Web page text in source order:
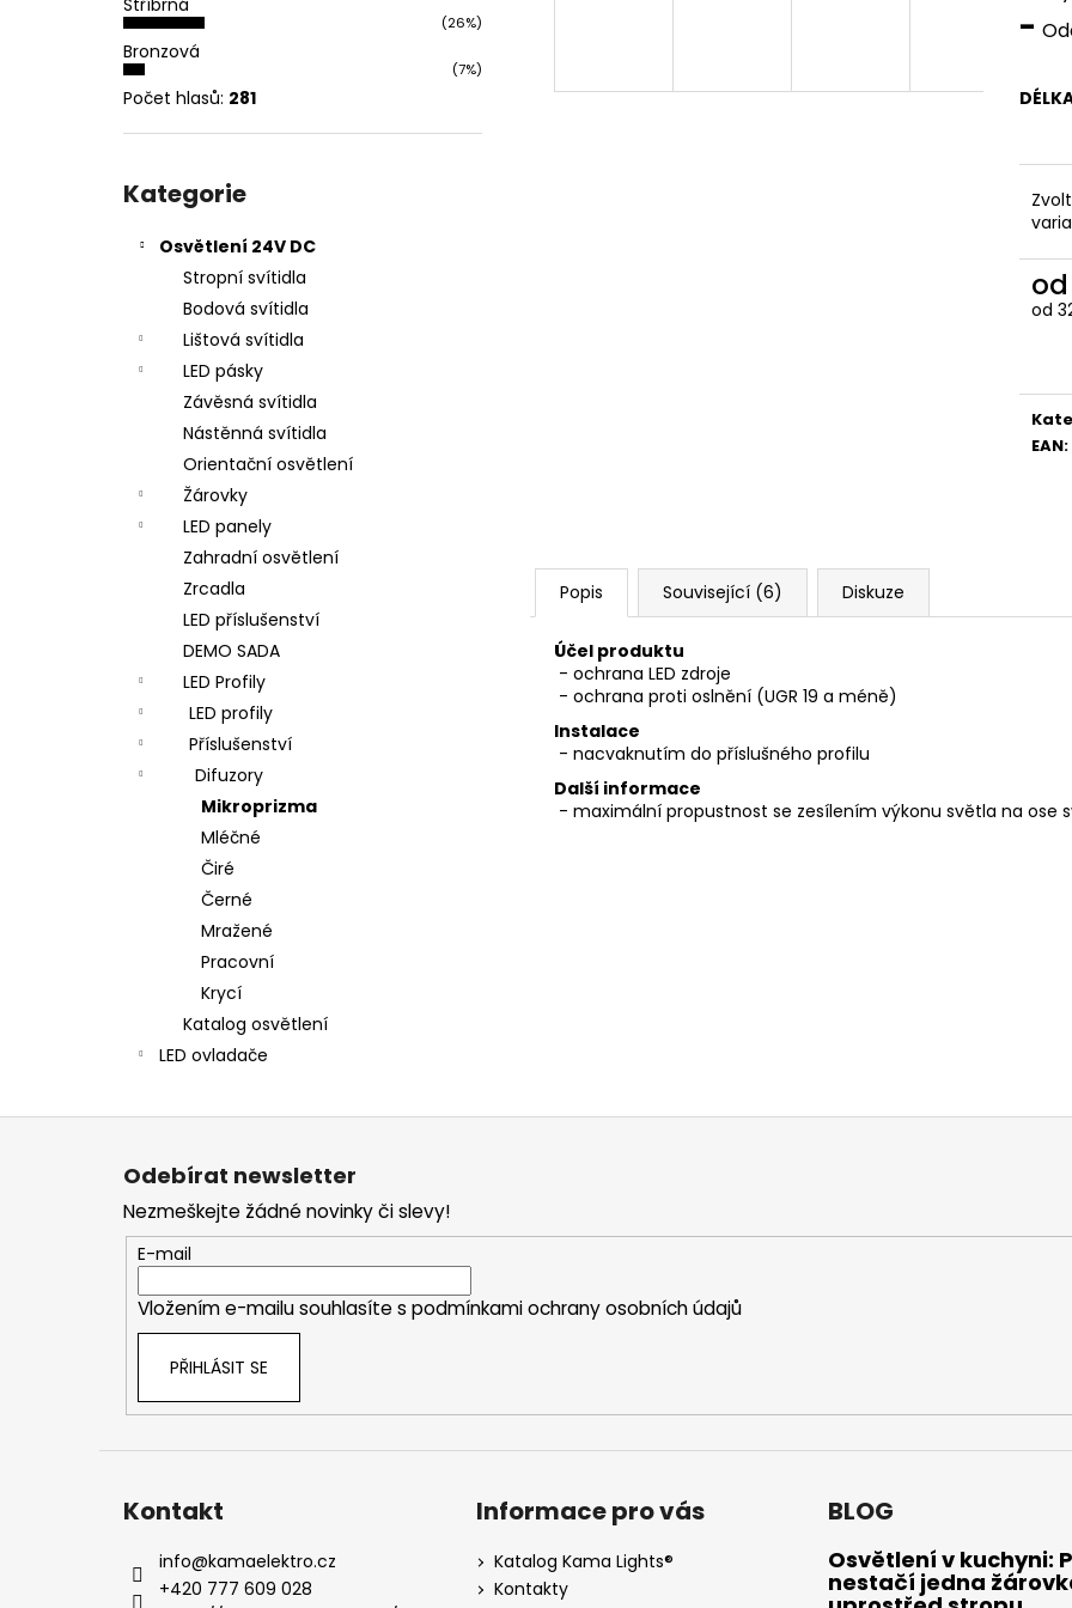
Stříbrná
(26%)
Bronzová
(7%)
Počet hlasů: 281
kategorie
Kategorie
Osvětlení 24V DC
Stropní svítidla
Bodová svítidla
Lištová svítidla
LED pásky
Závěsná svítidla
Nástěnná svítidla
Orientační osvětlení
Žárovky
LED panely
Zahradní osvětlení
Zrcadla
LED příslušenství
DEMO SADA
LED Profily
LED profily
Příslušenství
Difuzory
Mikroprizma
Mléčné
Čiré
Černé
Mražené
Pracovní
Krycí
Katalog osvětlení
LED ovladače
-
od
od
EAN:
Popis Související (6) Diskuze
Účel produktu
- ochrana LED zdroje
- ochrana proti oslnění (UGR 19 a méně)
Instalace
- nacvaknutím do příslušného profilu
Další informace
- maximální propustnost se zesílením výkonu světla na ose
Z
Odebírat newsletter
Nezmeškejte žádné novinky či slevy!
E-mail
Vložením e-mailu souhlasíte s podmínkami ochrany osobních údajů
PŘIHLÁSIT SE
Kontakt
info@kamaelektro.cz
+420 777 609 028
Informace pro vás
Katalog Kama Lights®
Kontakty
BLOG
Osvětlení v kuchyni:
nestačí jedna